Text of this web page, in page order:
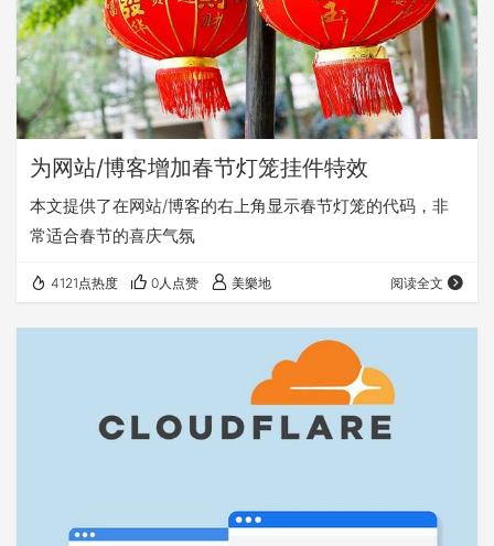
为网站/博客增加春节灯笼挂件特效
本文提供了在网站/博客的右上角显示春节灯笼的代码，非
常适合春节的喜庆气氛
4121点热度 0人点赞 美樂地 阅读全文